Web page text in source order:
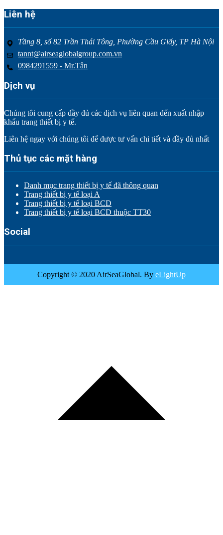
Liên hệ
Tầng 8, số 82 Trần Thái Tông, Phường Cầu Giấy, TP Hà Nội
tannt@airseaglobalgroup.com.vn
0984291559 - Mr.Tân
Dịch vụ
Chúng tôi cung cấp đầy đủ các dịch vụ liên quan đến xuất nhập
khẩu trang thiết bị y tế.
Liên hệ ngay với chúng tôi để được tư vấn chi tiết và đầy đủ nhất
Thủ tục các mặt hàng
Danh mục trang thiết bị y tế đã thông quan
Trang thiết bị y tế loại A
Trang thiết bị y tế loại BCD
Trang thiết bị y tế loại BCD thuộc TT30
Social
Copyright © 2020 AirSeaGlobal. By eLightUp